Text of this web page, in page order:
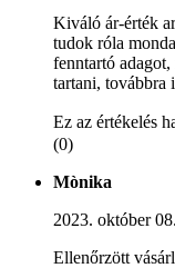
Kiváló ár-érték
tudok róla
fenntartó
tartani, továbbra
Ez az értékelés
(0)
Mònika
2023. október 08.
Ellenőrzött